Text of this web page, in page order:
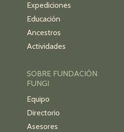
Expediciones
Educación
Ancestros
Actividades
SOBRE FUNDACIÓN
FUNGI
Equipo
Directorio
Asesores